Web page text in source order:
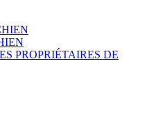
PROPRIÉTAIRES DE